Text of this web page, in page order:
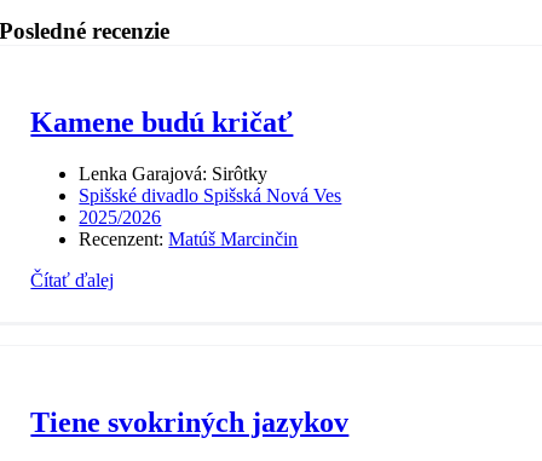
Posledné recenzie
Kamene budú kričať
Lenka Garajová: Sirôtky
Spišské divadlo Spišská Nová Ves
2025/2026
Recenzent:Matúš Marcinčin
Čítať ďalej
Tiene svokriných jazykov